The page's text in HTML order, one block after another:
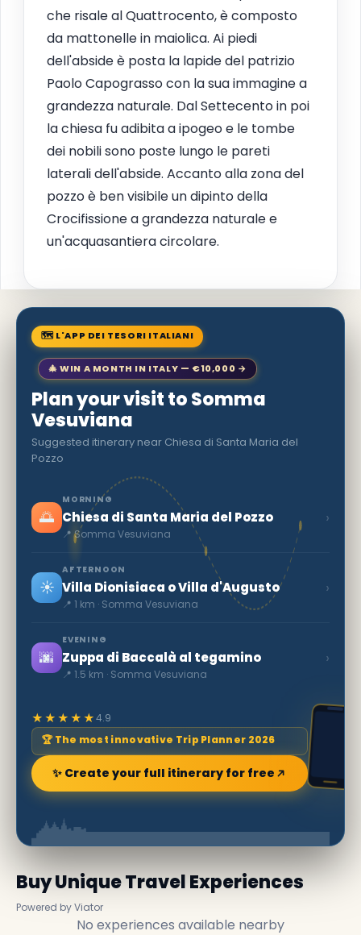
che risale al Quattrocento, è composto
da mattonelle in maiolica. Ai piedi
dell'abside è posta la lapide del patrizio
Paolo Capograsso con la sua immagine a
grandezza naturale. Dal Settecento in poi
la chiesa fu adibita a ipogeo e le tombe
dei nobili sono poste lungo le pareti
laterali dell'abside. Accanto alla zona del
pozzo è ben visibile un dipinto della
Crocifissione a grandezza naturale e
un'acquasantiera circolare.
🗺 L'APP DEI TESORI ITALIANI
🎄 WIN A MONTH IN ITALY — €10,000 →
Plan your visit to Somma
Vesuviana
Suggested itinerary near Chiesa di Santa Maria del
Pozzo
🌅
MORNING
Chiesa di Santa Maria del Pozzo
📍 Somma Vesuviana
›
☀️
AFTERNOON
Villa Dionisiaca o Villa d'Augusto
📍 1 km · Somma Vesuviana
›
🌆
EVENING
Zuppa di Baccalà al tegamino
📍 1.5 km · Somma Vesuviana
›
★★★★★4.9
🏆 The most innovative Trip Planner 2026
✨ Create your full itinerary for free
Buy Unique Travel Experiences
Powered by Viator
No experiences available nearby